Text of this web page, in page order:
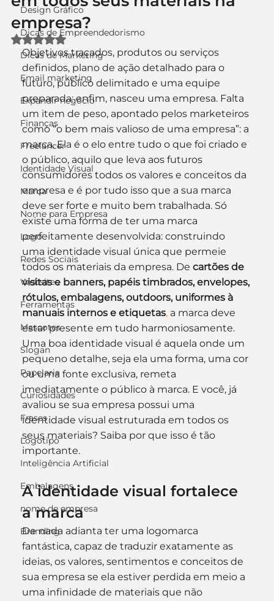
Design Gráfico
Dicas de Empreendedorismo
Dicas de Marketing
Email marketing
Expandir negócio
Finanças
Freelancer
Identidade Visual
Marca
Nome para Empresa
Logo
Redes Sociais
Websites
Ferramentas
Mascotes
Slogan
Papelaria
Curiosidades
Frases
Logotipo
Inteligência Artificial
Embalagens
nome de empresa
Branding
empresa?
Avaliado com NaN de 5 estrelas.
Objetivos traçados, produtos ou serviços
definidos, plano de ação detalhado para o
futuro, público delimitado e uma equipe
preparada: enfim, nasceu uma empresa. Falta
um item de peso, apontado pelos marketeiros
como “o bem mais valioso de uma empresa”: a
marca. Ela é o elo entre tudo o que foi criado e
o público, aquilo que leva aos futuros
consumidores todos os valores e conceitos da
empresa e é por tudo isso que a sua marca
deve ser forte e muito bem trabalhada. Só
existe uma forma de ter uma marca
perfeitamente desenvolvida: construindo
uma identidade visual única que permeie
todos os materiais da empresa. De cartões de
visitas e banners, papéis timbrados, envelopes,
rótulos, embalagens, outdoors, uniformes à
manuais internos e etiquetas, a marca deve
estar presente em tudo harmoniosamente.
Uma boa identidade visual é aquela onde um
pequeno detalhe, seja ela uma forma, uma cor
ou uma fonte exclusiva, remeta
imediatamente o público à marca. E você, já
avaliou se sua empresa possui uma
identidade visual estruturada em todos os
seus materiais? Saiba por que isso é tão
importante.
A identidade visual fortalece
a marca
De nada adianta ter uma logomarca
fantástica, capaz de traduzir exatamente as
ideias, os valores, sentimentos e conceitos de
sua empresa se ela estiver perdida em meio a
uma infinidade de materiais que não